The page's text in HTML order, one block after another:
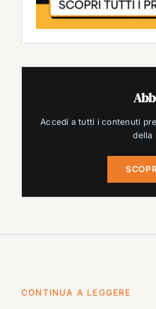
Accedi a tutti i contenuti
della
CONTINUA A LEGGERE